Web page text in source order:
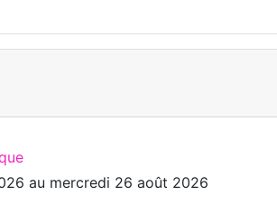
au mercredi 26 août 2026